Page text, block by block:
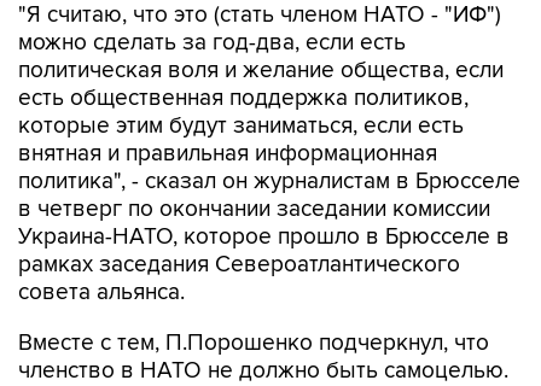
"Я считаю, что это (стать членом НАТО - "ИФ")
можно сделать за год-два, если есть
политическая воля и желание общества, если
есть общественная поддержка политиков,
которые этим будут заниматься, если есть
внятная и правильная информационная
политика", - сказал он журналистам в Брюсселе
в четверг по окончании заседании комиссии
Украина-НАТО, которое прошло в Брюсселе в
рамках заседания Североатлантического
совета альянса.
Вместе с тем, П.Порошенко подчеркнул, что
членство в НАТО не должно быть самоцелью.